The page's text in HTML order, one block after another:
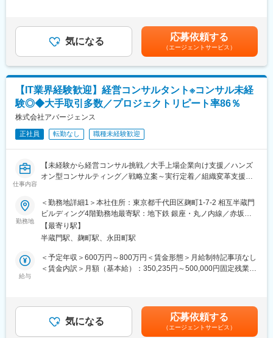
導いてきました。その実績としてインサイドセールス市場におい
てトップクラスシェアを維持。
2002年の創業以来、培った実績と知見、最先端のデジタルテクノ
ロジーを活用し、営業部門のパフォーマンス向上と売上拡大の新
しい仕組みを提供しています。
定着までを一気通貫で支援します。
最大の特徴は、「経営層（戦略）」と「現場（実行）」の間に生
全体のViability（実行能力）を高めることで、再現性のある成果を
生み出します。
■業務詳細：
ト先へ常駐し以下のフェーズを推進。
1. 調査・分析・戦略策定（診断フェーズ）
3. 検証・定着化（定着フェーズ）
クライアントの課題に合わせて、以下のプログラムを組み合わせ
て提供します。
◇成果創出プログラム：
営業、製造、経営企画などあらゆる部門において「マネジメント
づき」を与え、認識と行動を変えることで組織としての実行力を
高めます。
ための事業基盤を構築します。
◇実践型研修：
アバージェンスが現場で培った「事業成果を生み出すノウハウ」
給与補足＞上記＋プロジェクト期間中はアサイン手当（5,000円/
日）支給（例）20日稼働の場合約月10万円／年120万円程度上乗
せ■賞与：業績に応じて賃金はあくまでも目安の金額であり、選考
を通じて上下する可能性があります。月給(月額)は固定手当を含め
た表記です。
気になる 応募依頼する
（エージェントサービス）
【IT業界経験歓迎】経営コンサルタント※コンサル未経
験◎◆大手取引多数／プロジェクトリピート率86％
株式会社アバージェンス
正社員 転勤なし 職種未経験歓迎
仕事内容
【未経験から経営コンサル挑戦／大手上場企業向け支援／ハンズ
オン型コンサルティング／戦略立案～実行定着／組織変革支援／
／高い成長環境】
■業務内容：
戦略立案から現場への定着までクライアント企業に入り込み、組
織と人の行動変容を通じて「定量的な成果」を創出する実行支援
型コンサルティングをお任せします。
綺麗な戦略を描いて終わりにするファームではありません。 クラ
定着までを一気通貫で支援します。
最大の特徴は、「経営層（戦略）」と「現場（実行）」の間に生
勤務地
＜勤務地詳細1＞本社住所：東京都千代田区麹町1-7-2 相互半蔵門
ビルディング4階勤務地最寄駅：地下鉄 銀座・丸ノ内線／赤坂見
附駅受動喫煙対策：敷地内喫煙可能場所あり＜勤務地詳細2＞常駐
先クライアント企業住所：全国 受動喫煙対策：その他（就業地に
【最寄り駅】
半蔵門駅、麹町駅、永田町駅
給与
＜予定年収＞600万円～800万円＜賃金形態＞月給制特記事項なし
＜賃金内訳＞月額（基本給）：350,235円～500,000円固定残業手
給与補足＞上記＋プロジェクト期間中はアサイン手当（5,000円/
日）支給（例）20日稼働の場合約月10万円／年120万円程度上乗
せ■賞与：業績に応じて賃金はあくまでも目安の金額であり、選考
気になる 応募依頼する
（エージェントサービス）